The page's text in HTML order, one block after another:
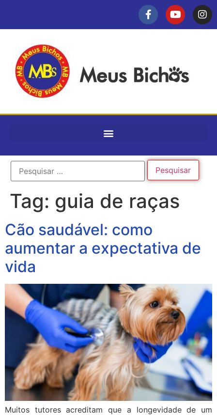
Tag: guia de raças
Cão saudável: como
aumentar a expectativa de
vida
Muitos tutores acreditam que a longevidade de um